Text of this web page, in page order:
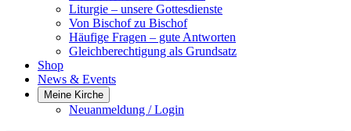
Liturgie – unsere Gottesdienste
Von Bischof zu Bischof
Häufige Fragen – gute Antworten
Gleichberechtigung als Grundsatz
Shop
News & Events
Meine Kirche
Neuanmeldung / Login